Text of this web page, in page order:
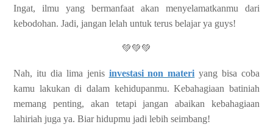
Ingat, ilmu yang bermanfaat akan menyelamatkanmu dari
kebodohan. Jadi, jangan lelah untuk terus belajar ya guys!
💚💚💚
Nah, itu dia lima jenis investasi non materi yang bisa coba
kamu lakukan di dalam kehidupanmu. Kebahagiaan batiniah
memang penting, akan tetapi jangan abaikan kebahagiaan
lahiriah juga ya. Biar hidupmu jadi lebih seimbang!